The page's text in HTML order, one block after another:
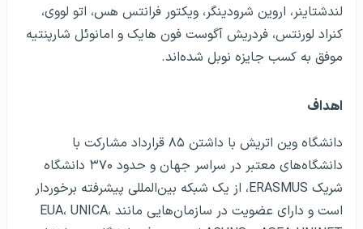
لندشتاینر، اروین شرودینگر، ویکتور فرانتس هس، اتو لووی،
کنراد لورنتس، فردریش آگوست فون هایک و امانوئل شارپنتیه
موفق به کسب جایزه نوبل شده‌اند.
اهداف
دانشگاه وین اتریش با داشتن ۸۵ قرارداد مشارکت با
دانشگاه‌های معتبر در سراسر جهان و حدود ۳۷۰ دانشگاه
شریک ERASMUS، از یک شبکه بین‌المللی پیشرفته برخوردار
است و دارای عضویت در سازمان‌هایی مانند EUA، UNICA،